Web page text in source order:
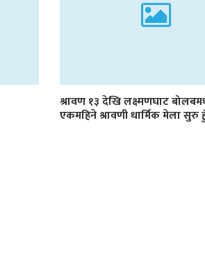
श्रावण १३ देखि लक्ष्मणघाट
एकमहिने श्रावणी धार्मिक मेला सुरु